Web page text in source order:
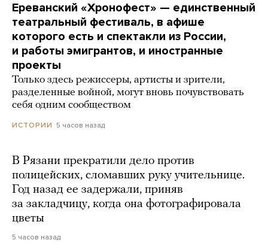
Ереванский «Хронофест» — единственный
театральный фестиваль, в афише
которого есть и спектакли из России,
и работы эмигрантов, и иностранные
проекты
Только здесь режиссеры, артисты и зрители,
разделенные войной, могут вновь почувствовать
себя одним сообществом
ИСТОРИИ 5 часов назад
В Рязани прекратили дело против
полицейских, сломавших руку учительнице.
Год назад ее задержали, приняв
за закладчицу, когда она фотографировала
цветы
5 часов назад